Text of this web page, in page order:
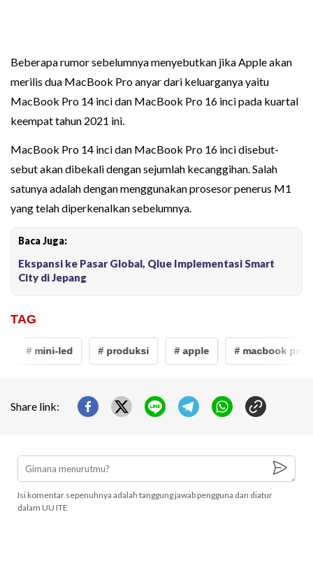
Beberapa rumor sebelumnya menyebutkan jika Apple akan
merilis dua MacBook Pro anyar dari keluarganya yaitu
MacBook Pro 14 inci dan MacBook Pro 16 inci pada kuartal
keempat tahun 2021 ini.
MacBook Pro 14 inci dan MacBook Pro 16 inci disebut-
sebut akan dibekali dengan sejumlah kecanggihan. Salah
satunya adalah dengan menggunakan prosesor penerus M1
yang telah diperkenalkan sebelumnya.
Baca Juga:
Ekspansi ke Pasar Global, Qlue Implementasi Smart
City di Jepang
TAG
# mini-led # produksi # apple # macbook pro
Share link:
Isi komentar sepenuhnya adalah tanggung jawab pengguna dan diatur
dalam UU ITE